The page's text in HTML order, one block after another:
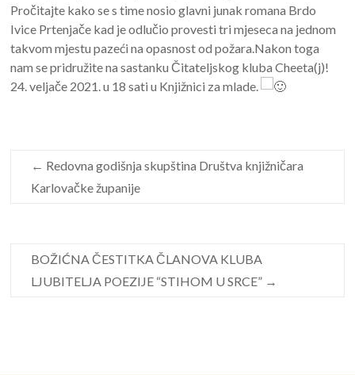
Pročitajte kako se s time nosio glavni junak romana Brdo
Ivice Prtenjače kad je odlučio provesti tri mjeseca na jednom
takvom mjestu pazeći na opasnost od požara.Nakon toga
nam se pridružite na sastanku Čitateljskog kluba Cheeta(j)!
24. veljače 2021. u 18 sati u Knjižnici za mlade.
← Redovna godišnja skupština Društva knjižničara
Karlovačke županije
BOŽIĆNA ČESTITKA ČLANOVA KLUBA
LJUBITELJA POEZIJE “STIHOM U SRCE” →